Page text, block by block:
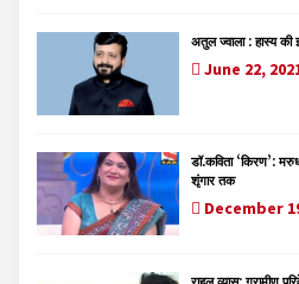
अतुल ज्वाला :
June 22,
डॉ.कविता ‘किरण’:
शृंगार तक
December